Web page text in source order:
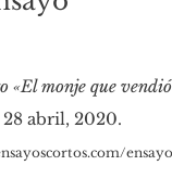
«El monje que
abril, 2020.